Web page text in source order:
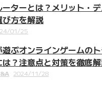
ターとは？メリット・
方を解説
01/25
遊ぶオンラインゲームの
？注意点と対策を徹底解
2024/11/28